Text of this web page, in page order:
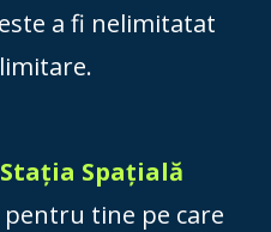
a fi nelimitatat
Stația Spațială
tine pe care